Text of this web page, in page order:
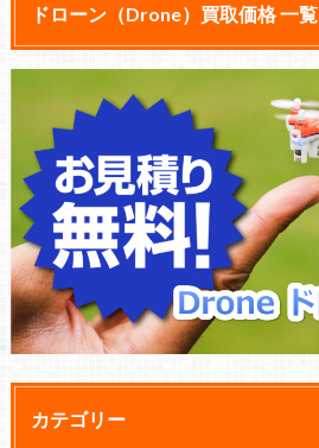
ドローン（Drone）買取価格 一覧
カテゴリー